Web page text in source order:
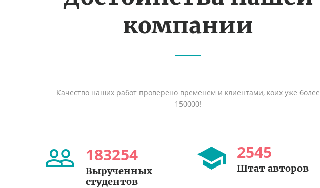
компании
Качество наших работ проверено временем и клиентами, коих уже более
150000!
183254
Вырученных
студентов
2545
Штат авторов